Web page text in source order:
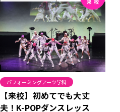
パフォーミングアーツ学科
【来校】初めてでも大丈
夫！K-POPダンスレッス